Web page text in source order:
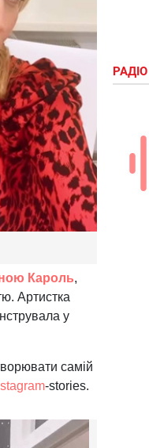
Кароль,
Артистка
у
самій
-stories.
РАДІО